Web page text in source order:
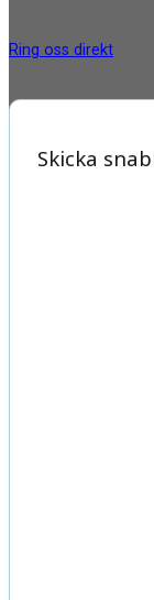
Ring oss direkt
Skicka